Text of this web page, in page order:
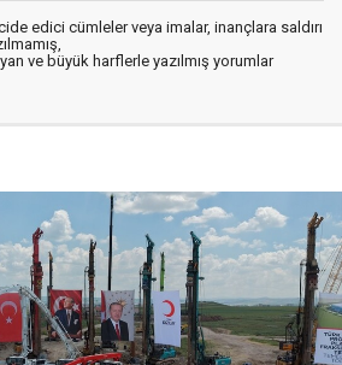
edici cümleler veya imalar, inançlara saldırı
ve büyük harflerle yazılmış yorumlar